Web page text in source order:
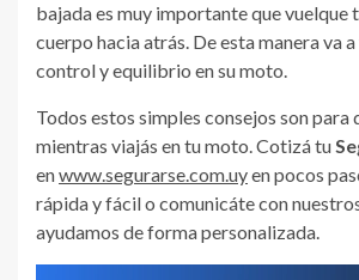
bajada es muy importante que vuelque
cuerpo hacia atrás. De esta manera va
control y equilibrio en su moto.
Todos estos simples consejos son para
mientras viajás en tu moto. Cotizá tu
enwww.segurarse.com.uyen pocos
rápida y fácil o comunicáte con
ayudamos de forma personalizada.